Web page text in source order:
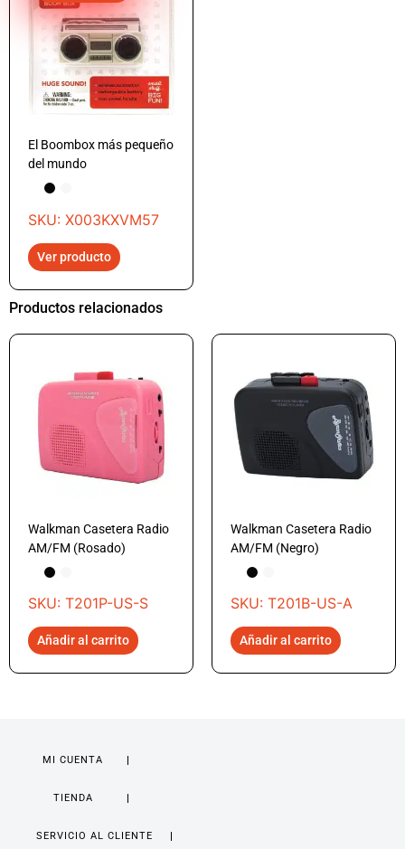
El Boombox más pequeño
del mundo
SKU: X003KXVM57
Ver producto
Productos relacionados
Walkman Casetera Radio
AM/FM (Rosado)
SKU: T201P-US-S
Añadir al carrito
Walkman Casetera Radio
AM/FM (Negro)
SKU: T201B-US-A
Añadir al carrito
MI CUENTA
TIENDA
SERVICIO AL CLIENTE